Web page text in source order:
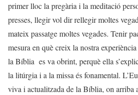
primer lloc la pregària i la meditació
presses, llegir vol dir rellegir moltes
mateix passatge moltes vegades. Tenir
mesura en què creix la nostra
la Bíblia es va obrint, perquè ella
la litúrgia i a la missa és fonamental.
viva i actualitzada de la Bíblia, on arriba